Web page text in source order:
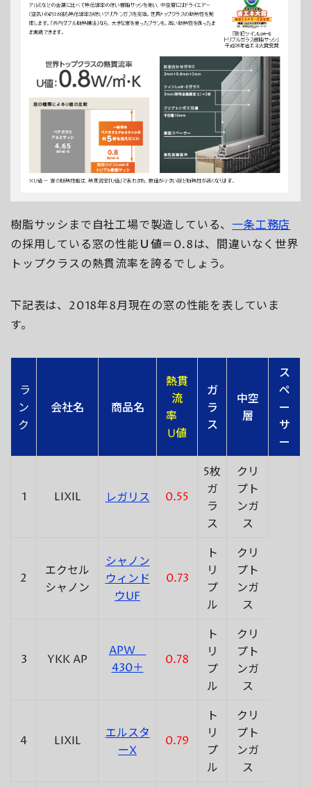
樹脂サッシまで自社工場で製造している、 一条工務店
の採用している窓の性能Ｕ値＝0.8は、間違いなく世界
トップクラスの熱貫流率を誇るでしょう。
下記表は、2018年8月現在の窓の性能を表していま
す。
ラ
ン
ク
会社名 商品名
熱貫
流
率
U値
ガ
ラ
ス
中空
層
ス
ペ
ー
サ
ー
1 LIXIL レガリス 0.55
5枚
ガ
ラ
ス
クリ
プト
ンガ
ス
2
エクセル
シャノン
シャノン
ウィンド
ウUF
0.73
ト
リ
プ
ル
クリ
プト
ンガ
ス
3 YKK AP
APW
430＋
0.78
ト
リ
プ
ル
クリ
プト
ンガ
ス
4 LIXIL
エルスタ
ーX
0.79
ト
リ
プ
ル
クリ
プト
ンガ
ス